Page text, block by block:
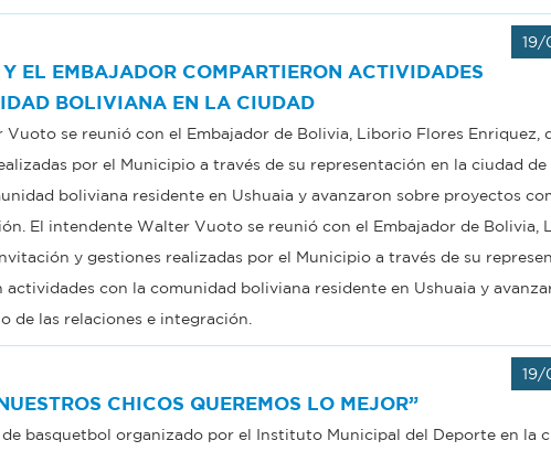
19/
EL EMBAJADOR COMPARTIERON ACTIVIDADES
BOLIVIANA EN LA CIUDAD
se reunió con el Embajador de Bolivia, Liborio Flores Enriquez,
por el Municipio a través de su representación en la ciudad de
boliviana residente en Ushuaia y avanzaron sobre proyectos
El intendente Walter Vuoto se reunió con el Embajador de Bolivia,
y gestiones realizadas por el Municipio a través de su
con la comunidad boliviana residente en Ushuaia y
de las relaciones e integración.
19/
CHICOS QUEREMOS LO MEJOR”
de basquetbol organizado por el Instituto Municipal del Deporte en la